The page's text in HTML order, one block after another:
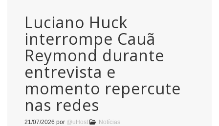
Luciano Huck
interrompe Cauã
Reymond durante
entrevista e
momento repercute
nas redes
21/07/2026 por @uHost Notícias